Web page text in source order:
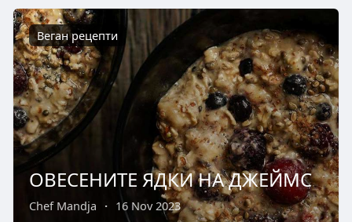
Веган рецепти
ОВЕСЕНИТЕ ЯДКИ НА ДЖЕЙМС
Chef Mandja · 16 Nov 2023